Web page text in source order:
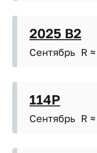
2025 B2
Сентябрь R
114P
Сентябрь R